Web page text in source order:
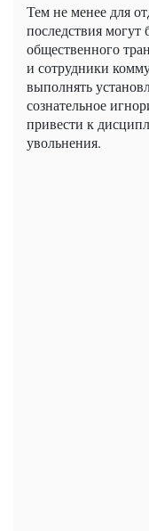
Тем не менее для
последствия
общественного
и сотрудники
выполнять
сознательное
привести к
увольнения.